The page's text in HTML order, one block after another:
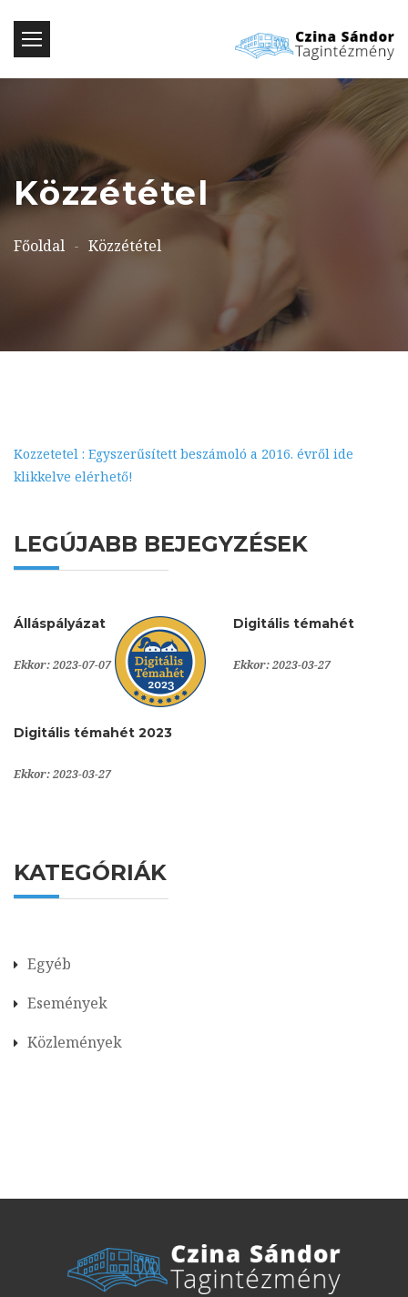
Közzététel
Főoldal - Közzététel
Kozzetetel : Egyszerűsített beszámoló a 2016. évről ide
klikkelve elérhető!
LEGÚJABB BEJEGYZÉSEK
Álláspályázat
Ekkor: 2023-07-07
Digitális témahét
Ekkor: 2023-03-27
Digitális témahét 2023
Ekkor: 2023-03-27
KATEGÓRIÁK
Egyéb
Események
Közlemények